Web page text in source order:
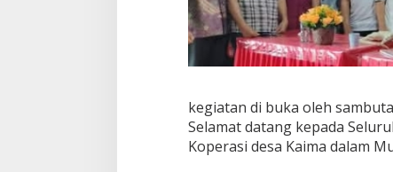
kegiatan di buka oleh
Selamat datang kepada
Koperasi desa Kaima dalam